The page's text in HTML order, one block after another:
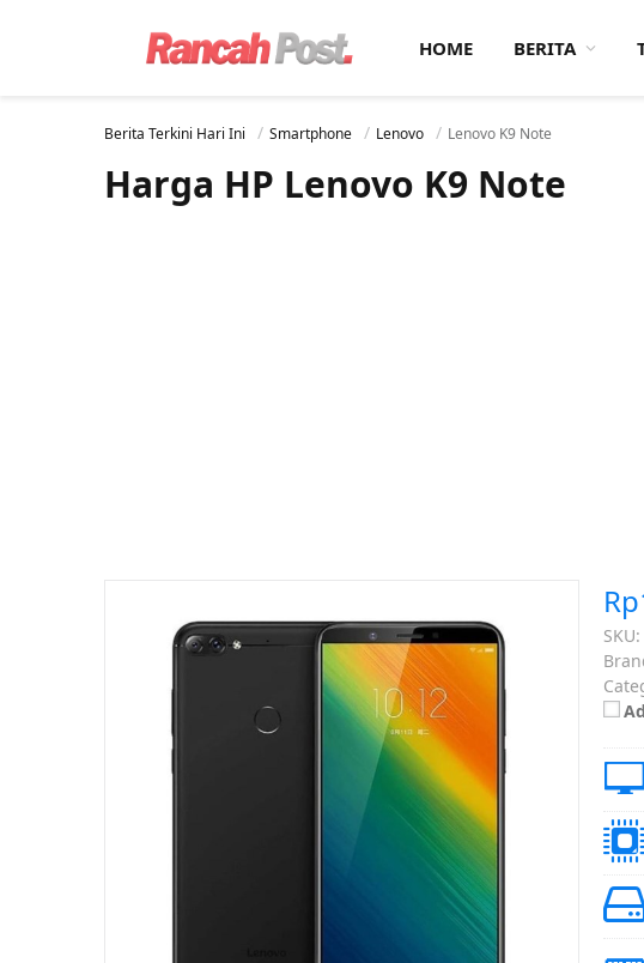
HOME BERITA
Berita Terkini Hari Ini Smartphone Lenovo Lenovo K9 Note
Harga HP Lenovo K9 Note
SKU: